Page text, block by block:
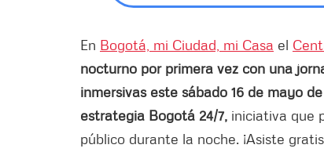
En Bogotá, mi Ciudad, mi Casa el
nocturno por primera vez con una
inmersivas este sábado 16 de mayo
estrategia Bogotá 24/7, iniciativa que
público durante la noche. ¡Asiste